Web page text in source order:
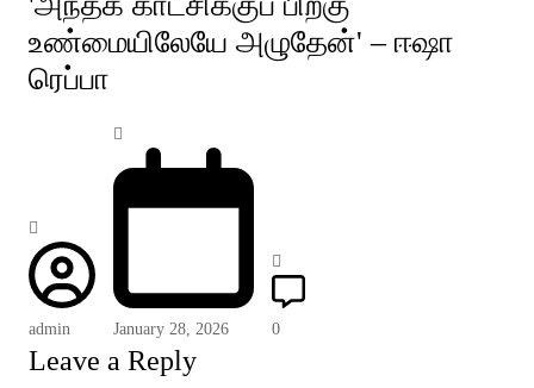
உண்மையிலேயே அழுதேன்' – ஈஷா
ரெப்பா
admin January 28, 2026 0
Leave a Reply